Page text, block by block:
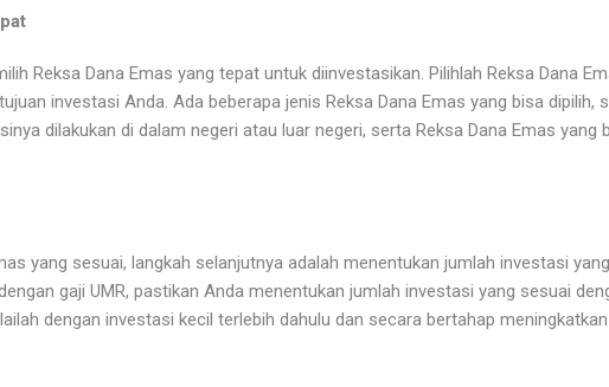
Reksa Dana Emas yang tepat untuk diinvestasikan. Pilihlah Reksa Dana
investasi Anda. Ada beberapa jenis Reksa Dana Emas yang bisa dipilih,
dilakukan di dalam negeri atau luar negeri, serta Reksa Dana Emas yang
yang sesuai, langkah selanjutnya adalah menentukan jumlah investasi
gaji UMR, pastikan Anda menentukan jumlah investasi yang sesuai
dengan investasi kecil terlebih dahulu dan secara bertahap